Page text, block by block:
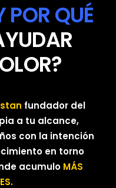
POR QUÉ
fundador del
a tu alcance,
con la intención
en torno
acumulo MÁS